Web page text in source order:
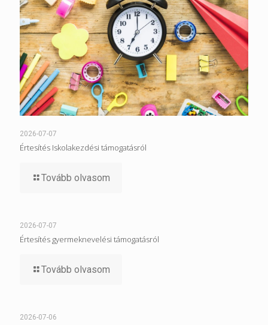
2026-07-07
Értesítés Iskolakezdési támogatásról
Tovább olvasom
2026-07-07
Értesítés gyermeknevelési támogatásról
Tovább olvasom
2026-07-06